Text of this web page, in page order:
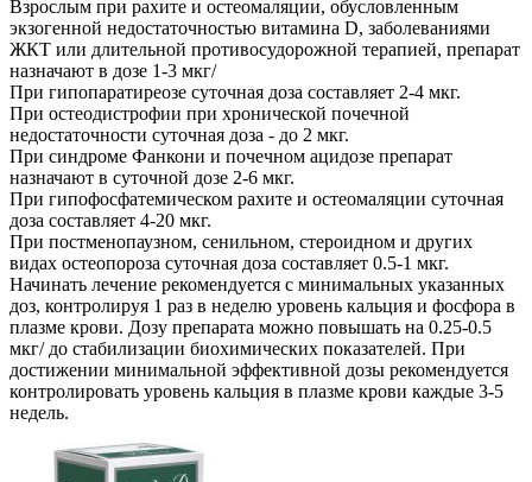
Взрослым при рахите и остеомаляции, обусловленным
экзогенной недостаточностью витамина D, заболеваниями
ЖКТ или длительной противосудорожной терапией, препарат
назначают в дозе 1-3 мкг/
При гипопаратиреозе суточная доза составляет 2-4 мкг.
При остеодистрофии при хронической почечной
недостаточности суточная доза - до 2 мкг.
При синдроме Фанкони и почечном ацидозе препарат
назначают в суточной дозе 2-6 мкг.
При гипофосфатемическом рахите и остеомаляции суточная
доза составляет 4-20 мкг.
При постменопаузном, сенильном, стероидном и других
видах остеопороза суточная доза составляет 0.5-1 мкг.
Начинать лечение рекомендуется с минимальных указанных
доз, контролируя 1 раз в неделю уровень кальция и фосфора в
плазме крови. Дозу препарата можно повышать на 0.25-0.5
мкг/ до стабилизации биохимических показателей. При
достижении минимальной эффективной дозы рекомендуется
контролировать уровень кальция в плазме крови каждые 3-5
недель.